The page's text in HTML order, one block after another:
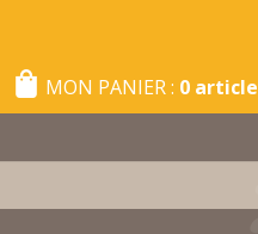
MON PANIER : 0 article